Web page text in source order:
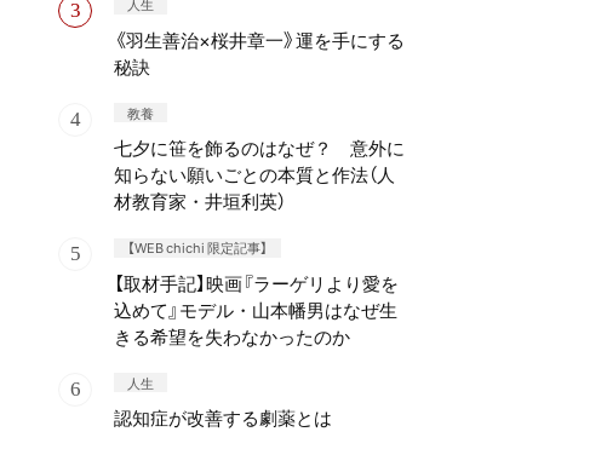
人生
《羽生善治×桜井章一》運を手にする
秘訣
教養
七夕に笹を飾るのはなぜ？ 意外に
知らない願いごとの本質と作法（人
材教育家・井垣利英）
【WEB chichi 限定記事】
【取材手記】映画『ラーゲリより愛を
込めて』モデル・山本幡男はなぜ生
きる希望を失わなかったのか
人生
認知症が改善する劇薬とは